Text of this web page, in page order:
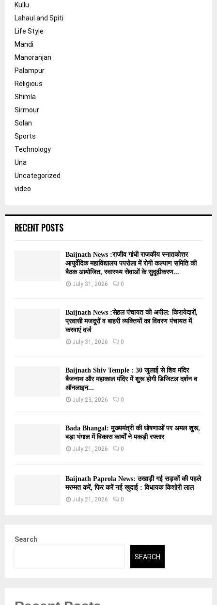
Kullu
Lahaul and Spiti
Life Style
Mandi
Manoranjan
Palampur
Religious
Shimla
Sirmour
Solan
Sports
Technology
Una
Uncategorized
video
RECENT POSTS
Baijnath News :राजीव गांधी राजकीय स्नातकोत्तर
आयुर्वेदिक महाविद्यालय पपरोला में रोगी कल्याण समिति की
बैठक आयोजित, स्वास्थ्य सेवाओं के सुदृढ़ीकरण...
July 31, 2026 0
Baijnath News :सेहल पंचायत की अपील: किरायेदारों,
प्रवासी मजदूरों व बाहरी व्यक्तियों का विवरण पंचायत में
करवाएं दर्ज
July 31, 2026 0
Baijnath Shiv Temple : 30 जुलाई से शिव मंदिर
बैजनाथ और महाकाल मंदिर में शुरू होगी डिजिटल दर्शन व
ऑनलाइन...
July 23, 2026 0
Bada Bhangal: मुख्यमंत्री की घोषणाओं पर अमल शुरू,
बड़ा भंगाल में विकास कार्यों ने पकड़ी रफ्तार
July 21, 2026 0
Baijnath Paprola News: उखाड़ी गई सड़कों की पहले
मरम्मत करें, फिर करें नई खुदाई : विधायक किशोरी लाल
July 21, 2026 0
Search
SEARCH